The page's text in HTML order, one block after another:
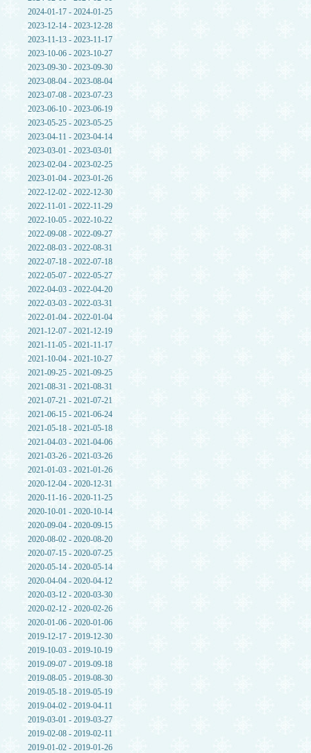
2024-01-17 - 2024-01-25
2023-12-14 - 2023-12-28
2023-11-13 - 2023-11-17
2023-10-06 - 2023-10-27
2023-09-30 - 2023-09-30
2023-08-04 - 2023-08-04
2023-07-08 - 2023-07-23
2023-06-10 - 2023-06-19
2023-05-25 - 2023-05-25
2023-04-11 - 2023-04-14
2023-03-01 - 2023-03-01
2023-02-04 - 2023-02-25
2023-01-04 - 2023-01-26
2022-12-02 - 2022-12-30
2022-11-01 - 2022-11-29
2022-10-05 - 2022-10-22
2022-09-08 - 2022-09-27
2022-08-03 - 2022-08-31
2022-07-18 - 2022-07-18
2022-05-07 - 2022-05-27
2022-04-03 - 2022-04-20
2022-03-03 - 2022-03-31
2022-01-04 - 2022-01-04
2021-12-07 - 2021-12-19
2021-11-05 - 2021-11-17
2021-10-04 - 2021-10-27
2021-09-25 - 2021-09-25
2021-08-31 - 2021-08-31
2021-07-21 - 2021-07-21
2021-06-15 - 2021-06-24
2021-05-18 - 2021-05-18
2021-04-03 - 2021-04-06
2021-03-26 - 2021-03-26
2021-01-03 - 2021-01-26
2020-12-04 - 2020-12-31
2020-11-16 - 2020-11-25
2020-10-01 - 2020-10-14
2020-09-04 - 2020-09-15
2020-08-02 - 2020-08-20
2020-07-15 - 2020-07-25
2020-05-14 - 2020-05-14
2020-04-04 - 2020-04-12
2020-03-12 - 2020-03-30
2020-02-12 - 2020-02-26
2020-01-06 - 2020-01-06
2019-12-17 - 2019-12-30
2019-10-03 - 2019-10-19
2019-09-07 - 2019-09-18
2019-08-05 - 2019-08-30
2019-05-18 - 2019-05-19
2019-04-02 - 2019-04-11
2019-03-01 - 2019-03-27
2019-02-08 - 2019-02-11
2019-01-02 - 2019-01-26